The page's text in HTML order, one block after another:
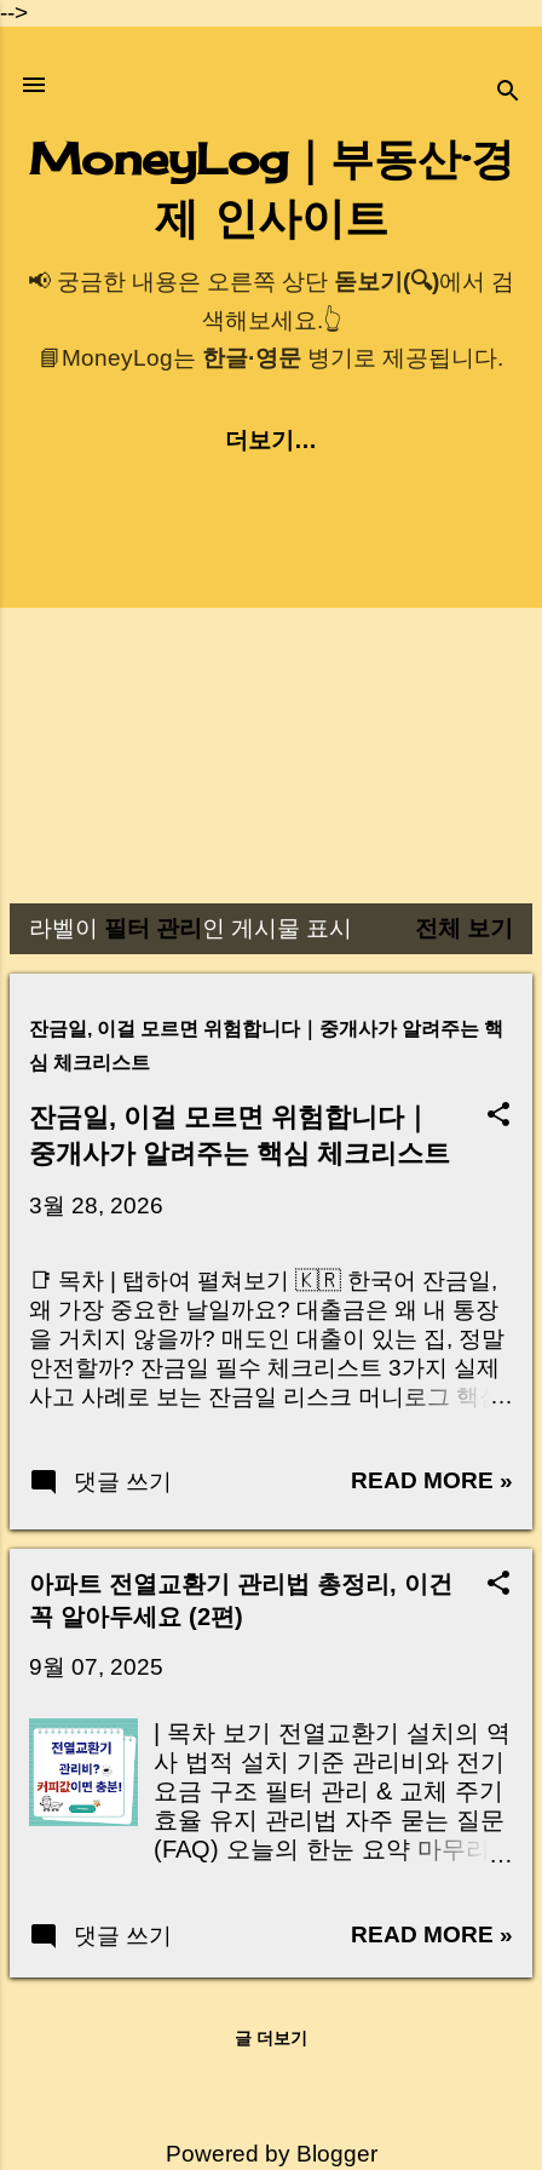
-->
기본 콘텐츠로 건너뛰기
MoneyLog｜부동산·경
제 인사이트
📢 궁금한 내용은 오른쪽 상단 돋보기(🔍)에서 검
색해보세요.👆
📘MoneyLog는 한글·영문 병기로 제공됩니다.
더보기…
글
라벨이 필터 관리 인 게시물 표시 전체 보기
잔금일, 이걸 모르면 위험합니다｜중개사가 알려주는 핵
심 체크리스트
잔금일, 이걸 모르면 위험합니다｜
중개사가 알려주는 핵심 체크리스트
3월 28, 2026
📑 목차 | 탭하여 펼쳐보기 🇰🇷 한국어 잔금일,
왜 가장 중요한 날일까요? 대출금은 왜 내 통장
을 거치지 않을까? 매도인 대출이 있는 집, 정말
안전할까? 잔금일 필수 체크리스트 3가지 실제
사고 사례로 보는 잔금일 리스크 머니로그 핵심
Your Account Is It Safe If the Seller Has a
Real Risks and Mistakes to Avoid MoneyLog
Key Takeaway 혹시 이런 생각 해보신 적 있으
신가요? “잔금일… 그냥 돈 보내고 끝나는 거 아
닌가요?” 하지만 현장에서 보면 전혀 그렇지 않
습니다. 잔금일은 ‘서류 몇 장 처리하는 날’이 아
이는 가장 긴장되는 순간 입니다. 실제로 제가
중개 현장에서 겪었던 일입니다. 금요일 오후 3
시, 이체 한도에 막혀 송금이 멈췄고 그 자리에
서 계약이 무산될 뻔한 아찔한 상황이 있었습니
다. 또 어떤 분은 이렇게 말씀하십니다. “내 대출
인데 왜 내 통장으로 안 들어오죠?” “매도인이 대
사실은 ‘구조’를 몰라서 생기는 걱정입니다. 그래
서 오늘은 잔금일에 실제로 돈이 어떻게 움직이
는지, 왜 사고가 나는지, 그리고 무엇을 꼭 준비
드리겠습니다. 이 글 하나만 제대로 이해하시면,
thought like this? “Closing day…...
댓글 쓰기 READ MORE »
아파트 전열교환기 관리법 총정리, 이건
꼭 알아두세요 (2편)
9월 07, 2025
| 목차 보기 전열교환기 설치의 역
사 법적 설치 기준 관리비와 전기
요금 구조 필터 관리 & 교체 주기
효율 유지 관리법 자주 묻는 질문
(FAQ) 오늘의 한눈 요약 마무리
는 분들이 의외로 많습니다. 실
하지만 많은 분들이 그 사실조차
시죠. 전열교환기는 단순 환기
댓글 쓰기 READ MORE »
글 더보기
Powered by Blogger